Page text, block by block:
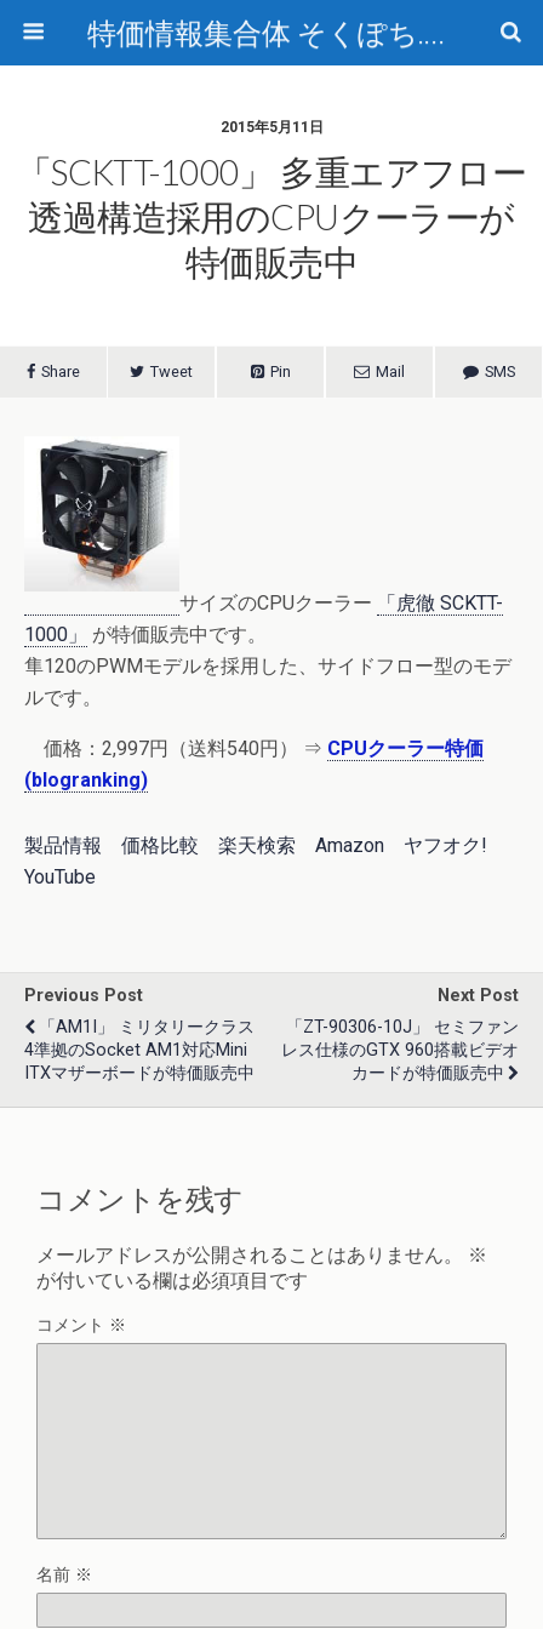
特価情報集合体 そくぽち.com
2015年5月11日
「SCKTT-1000」 多重エアフロー
透過構造採用のCPUクーラーが
特価販売中
Share Tweet Pin Mail SMS
サイズのCPUクーラー
「虎徹 SCKTT-
1000」
が特価販売中です。
隼120のPWMモデルを採用した、サイドフロー型のモデ
ルです。
価格：2,997円（送料540円） ⇒ CPUクーラー特価
(blogranking)
製品情報 価格比較 楽天検索 Amazon
ヤフオク!
YouTube
Previous Post
「AM1I」 ミリタリークラス
4準拠のSocket AM1対応Mini
ITXマザーボードが特価販売中
Next Post
「ZT-90306-10J」 セミファン
レス仕様のGTX 960搭載ビデオ
カードが特価販売中
コメントを残す
メールアドレスが公開されることはありません。
※
が付いている欄は必須項目です
コメント ※
名前 ※